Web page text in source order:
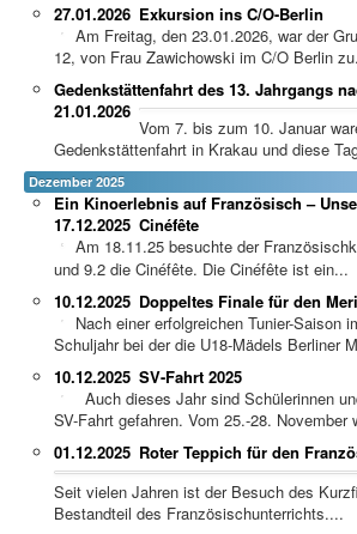
Exkursion ins C/O-Berlin
27.01.2026
Am Freitag, den 23.01.2026, war der
12, von Frau Zawichowski im C/O Berlin
Gedenkstättenfahrt des 13. Jahrgangs
21.01.2026
Vom 7. bis zum 10. Januar
Gedenkstättenfahrt in Krakau und diese
Dezember 2025
Ein Kinoerlebnis auf Französisch –
Cinéfête
17.12.2025
Am 18.11.25 besuchte der
und 9.2 die Cinéfête. Die Cinéfête ist ein...
Doppeltes Finale für den
10.12.2025
Nach einer erfolgreichen Tunier-Saison
Schuljahr bei der die U18-Mädels Berliner
SV-Fahrt 2025
10.12.2025
Auch dieses Jahr sind Schülerinnen
SV-Fahrt gefahren. Vom 25.-28. November
Roter Teppich für den
01.12.2025
Seit vielen Jahren ist der Besuch des
Bestandteil des Französischunterrichts....